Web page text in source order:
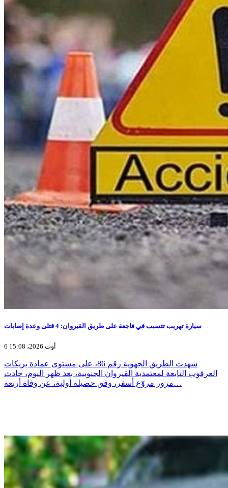
سيارة تهريب تتسبب في فاجعة على طريق القيروان: 4 قتلى وعدة إصابات
6 أوت 2026، 15:08
شهدت الطريق الجهوية رقم 86، على مستوى عمادة بريكات
العرقوب التابعة لمعتمدية القيروان الجنوبية، بعد ظهر اليوم، حادث
مرور مروّع أسفر، وفق حصيلة أولية، عن وفاة أربعة…